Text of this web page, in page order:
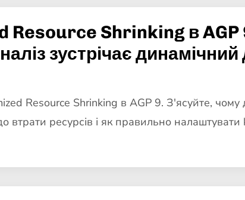
Resource Shrinking в AGP
зустрічає
Resource Shrinking в AGP 9. З'ясуйте,
втрати ресурсів і як правильно налаштувати